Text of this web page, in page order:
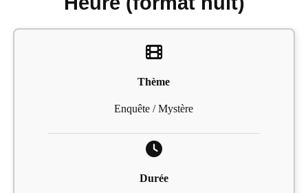
Thème
Enquête / Mystère
Durée